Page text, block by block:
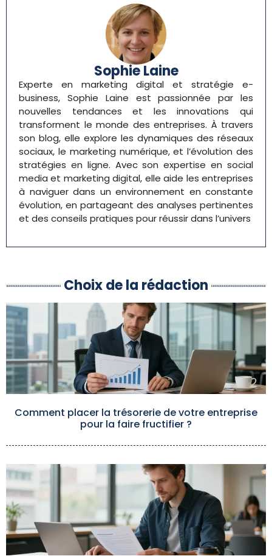
Sophie Laine
Experte en marketing digital et stratégie e-
business, Sophie Laine est passionnée par les
nouvelles tendances et les innovations qui
transforment le monde des entreprises. À travers
son blog, elle explore les dynamiques des réseaux
sociaux, le marketing numérique, et l’évolution des
stratégies en ligne. Avec son expertise en social
media et marketing digital, elle aide les entreprises
à naviguer dans un environnement en constante
évolution, en partageant des analyses pertinentes
et des conseils pratiques pour réussir dans l’univers
Choix de la rédaction
Comment placer la trésorerie de votre entreprise
pour la faire fructifier ?